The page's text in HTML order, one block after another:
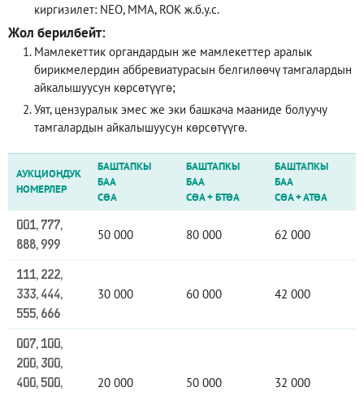
киргизилет: NEO, ММА, ROK ж.б.у.с.
Жол берилбейт:
Мамлекеттик органдардын же мамлекеттер аралык
бирикмелердин аббревиатурасын белгилөөчү тамгалардын
айкалышуусун көрсөтүүгө;
Уят, цензуралык эмес же эки башкача мааниде болуучу
тамгалардын айкалышуусун көрсөтүүгө.
АУКЦИОНДУК
НОМЕРЛЕР
БАШТАПКЫ
БАА
СӨА
БАШТАПКЫ
БАА
СӨА+БТӨА
БАШТАПКЫ
БАА
СӨА+АТӨА
001, 777,
888, 999
50 000 80 000 62 000
111, 222,
333, 444,
555, 666
30 000 60 000 42 000
007, 100,
200, 300,
400, 500,
20 000 50 000 32 000